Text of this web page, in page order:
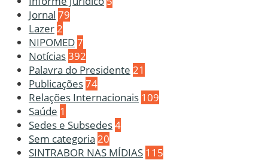
Jornal 79
Lazer 2
NIPOMED7
Notícias392
Palavra do Presidente 21
Publicações74
Relações Internacionais 109
Saúde 1
Sedes e Subsedes4
Sem categoria 20
SINTRABOR NAS MÍDIAS 115